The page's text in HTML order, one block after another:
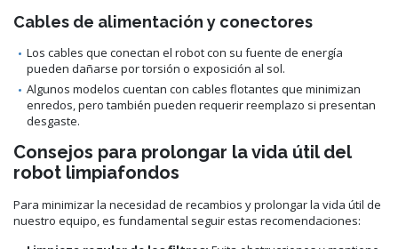
Cables de alimentación y conectores
Los cables que conectan el robot con su fuente de energía
pueden dañarse por torsión o exposición al sol.
Algunos modelos cuentan con cables flotantes que minimizan
enredos, pero también pueden requerir reemplazo si presentan
desgaste.
Consejos para prolongar la vida útil del
robot limpiafondos
Para minimizar la necesidad de recambios y prolongar la vida útil de
nuestro equipo, es fundamental seguir estas recomendaciones: